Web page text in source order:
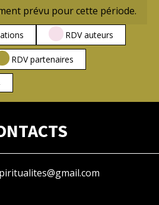
prévu pour cette période.
RDV auteurs
RDV partenaires